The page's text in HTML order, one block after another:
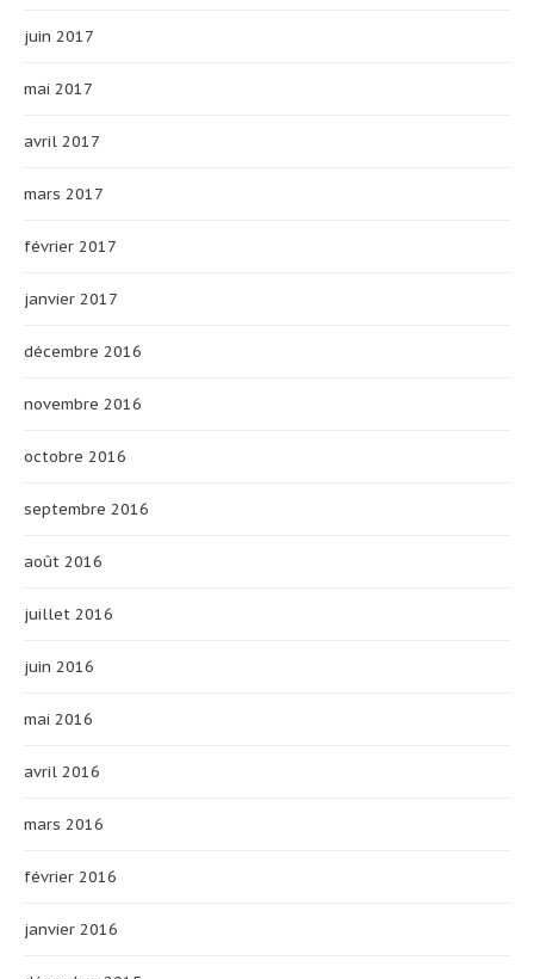
juin 2017
mai 2017
avril 2017
mars 2017
février 2017
janvier 2017
décembre 2016
novembre 2016
octobre 2016
septembre 2016
août 2016
juillet 2016
juin 2016
mai 2016
avril 2016
mars 2016
février 2016
janvier 2016